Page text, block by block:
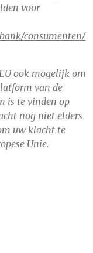
voor
consumenten/
ook mogelijk om
van de
is te vinden op
nog niet elders
uw klacht te
Unie.